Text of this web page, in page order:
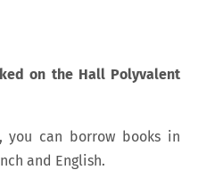
on the Hall Polyvalent
you can borrow books in
and English.